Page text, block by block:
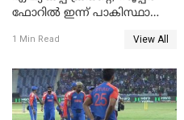
ഫോറിൽ ഇന്ന് പാകിസ്ഥാനും
1 Min Read View All